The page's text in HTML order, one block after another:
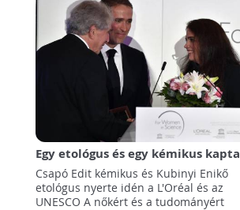
Egy etológus és egy kémikus kapta
idén "A nőkért és a tudományért"
magyar ösztöndíjat
Csapó Edit kémikus és Kubinyi Enikő
etológus nyerte idén a L'Oréal és az
UNESCO A nőkért és a tudományért